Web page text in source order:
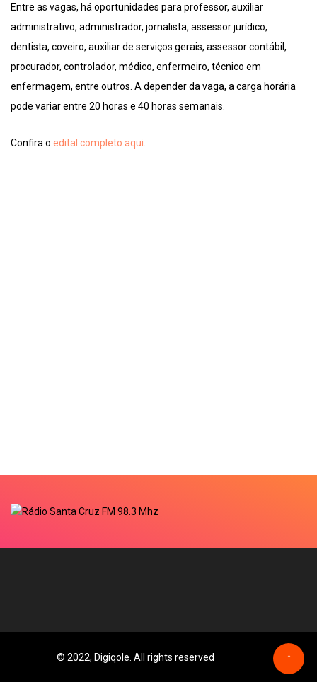
Entre as vagas, há oportunidades para professor, auxiliar
administrativo, administrador, jornalista, assessor jurídico,
dentista, coveiro, auxiliar de serviços gerais, assessor contábil,
procurador, controlador, médico, enfermeiro, técnico em
enfermagem, entre outros. A depender da vaga, a carga horária
pode variar entre 20 horas e 40 horas semanais.
Confira o edital completo aqui
© 2022, Digiqole. All rights reserved ↑